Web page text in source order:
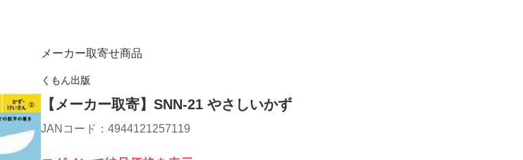
メーカー取寄せ商品
くもん出版
【メーカー取寄】SNN-21 やさしいかず
JANコード：4944121257119